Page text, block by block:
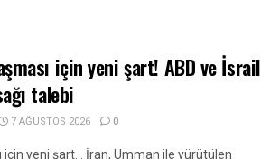
için yeni şart! ABD ve İsrail
talebi
7 AĞUSTOS 2026 0
yeni şart... İran, Umman ile yürütülen